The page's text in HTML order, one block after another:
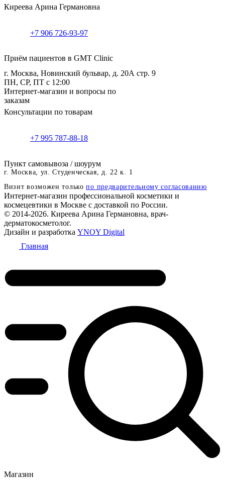
Киреева Арина Германовна
+7 906 726-93-97
Приём пациентов в GMT Clinic
г. Москва, Новинский бульвар, д. 20А стр. 9
ПН, СР, ПТ с 12:00
Интернет-магазин и вопросы по
заказам
Консультации по товарам
+7 995 787-88-18
Пункт самовывоза / шоурум
г. Москва, ул. Студенческая, д. 22 к. 1
Визит возможен толькопо предварительному согласованию
Интернет-магазин профессиональной косметики и
космецевтики в Москве с доставкой по России.
© 2014-2026. Киреева Арина Германовна, врач-
дерматокосметолог.
Дизайн и разработка YNOY Digital
Главная
Магазин